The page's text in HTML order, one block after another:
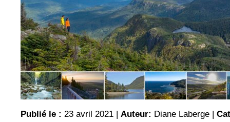
Publié le : 23 avril 2021 | Auteur: Diane Laberge |